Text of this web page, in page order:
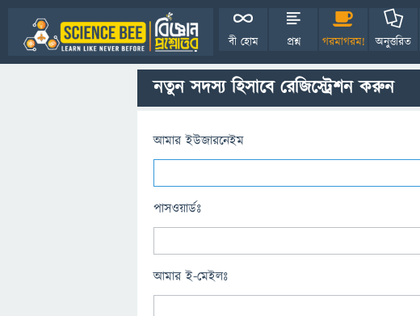
বী হোম প্রশ্ন গরমাগরম! অনুত্তরিত
নতুন সদস্য হিসাবে রেজিস্ট্রেশন করুন
আমার ইউজারনেইম
পাসওয়ার্ডঃ
আমার ই-মেইলঃ